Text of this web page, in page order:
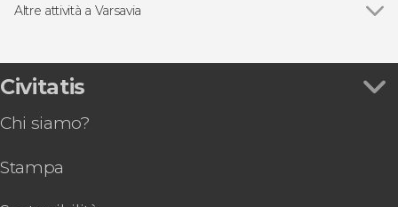
Free Tour a Varsavia
Altre attività a Varsavia
Giro in barca tradizionale sul fiume Vistola
Concerto di pianoforte con musica di Chopin
bevanda
Pub Crawl di Varsavia
Civitatis
Chi siamo?
Stampa